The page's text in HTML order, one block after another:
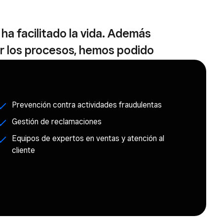
facilitado la vida. Además
los procesos, hemos podido
de pedidos para cocina.»
Prevención contra actividades fraudulentas
Gestión de reclamaciones
Equipos de expertos en ventas y atención al
cliente